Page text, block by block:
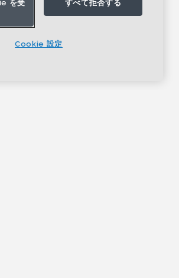
を受
すべて拒否する
Cookie 設定